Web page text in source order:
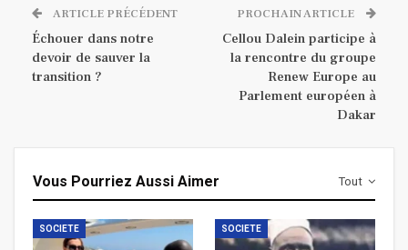
ARTICLE PRÉCÉDENT
Échouer dans notre
devoir de sauver la
transition ?
PROCHAIN ARTICLE
Cellou Dalein participe à
la rencontre du groupe
Renew Europe au
Parlement européen à
Dakar
Tout
Vous Pourriez Aussi Aimer
SOCIETE SOCIETE